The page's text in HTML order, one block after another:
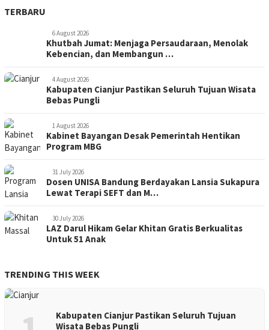
TERBARU
6 August 2026
Khutbah Jumat: Menjaga Persaudaraan, Menolak
Kebencian, dan Membangun …
4 August 2026
Kabupaten Cianjur Pastikan Seluruh Tujuan Wisata
Bebas Pungli
1 August 2026
Kabinet Bayangan Desak Pemerintah Hentikan
Program MBG
31 July 2026
Dosen UNISA Bandung Berdayakan Lansia Sukapura
Lewat Terapi SEFT dan M…
30 July 2026
LAZ Darul Hikam Gelar Khitan Gratis Berkualitas
Untuk 51 Anak
TRENDING THIS WEEK
Kabupaten Cianjur Pastikan Seluruh Tujuan
Wisata Bebas Pungli